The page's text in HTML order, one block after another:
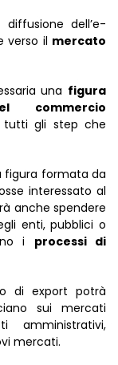
dell’e-
verso il mercato
una figura
commercio
gli step che
figura formata da
interessato al
anche spendere
enti, pubblici o
i processi di
di export potrà
sui mercati
amministrativi,
mercati.